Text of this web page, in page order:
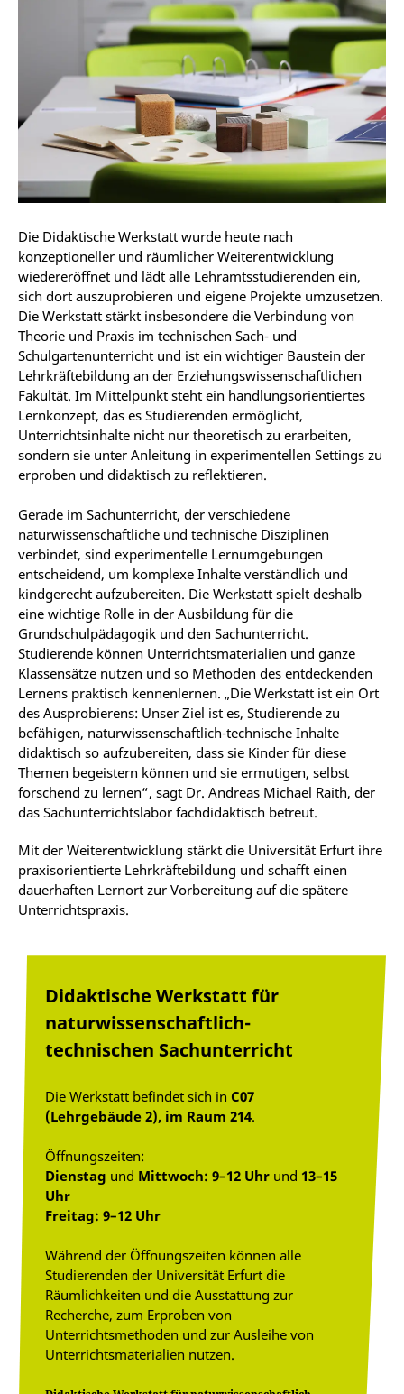
Die Didaktische Werkstatt wurde heute nach
konzeptioneller und räumlicher Weiterentwicklung
wiedereröffnet und lädt alle Lehramtsstudierenden ein,
sich dort auszuprobieren und eigene Projekte umzusetzen.
Die Werkstatt stärkt insbesondere die Verbindung von
Theorie und Praxis im technischen Sach- und
Schulgartenunterricht und ist ein wichtiger Baustein der
Lehrkräftebildung an der Erziehungswissenschaftlichen
Fakultät. Im Mittelpunkt steht ein handlungsorientiertes
Lernkonzept, das es Studierenden ermöglicht,
Unterrichtsinhalte nicht nur theoretisch zu erarbeiten,
sondern sie unter Anleitung in experimentellen Settings zu
erproben und didaktisch zu reflektieren.
Gerade im Sachunterricht, der verschiedene
naturwissenschaftliche und technische Disziplinen
verbindet, sind experimentelle Lernumgebungen
entscheidend, um komplexe Inhalte verständlich und
kindgerecht aufzubereiten. Die Werkstatt spielt deshalb
eine wichtige Rolle in der Ausbildung für die
Grundschulpädagogik und den Sachunterricht.
Studierende können Unterrichtsmaterialien und ganze
Klassensätze nutzen und so Methoden des entdeckenden
Lernens praktisch kennenlernen. „Die Werkstatt ist ein Ort
des Ausprobierens: Unser Ziel ist es, Studierende zu
befähigen, naturwissenschaftlich-technische Inhalte
didaktisch so aufzubereiten, dass sie Kinder für diese
Themen begeistern können und sie ermutigen, selbst
forschend zu lernen“, sagt Dr. Andreas Michael Raith, der
das Sachunterrichtslabor fachdidaktisch betreut.
Mit der Weiterentwicklung stärkt die Universität Erfurt ihre
praxisorientierte Lehrkräftebildung und schafft einen
dauerhaften Lernort zur Vorbereitung auf die spätere
Unterrichtspraxis.
Didaktische Werkstatt für
naturwissenschaftlich-
technischen Sachunterricht
Die Werkstatt befindet sich in C07
(Lehrgebäude 2), im Raum 214.
Öffnungszeiten:
Dienstag und Mittwoch: 9–12 Uhr und 13–15
Uhr
Freitag: 9–12 Uhr
Während der Öffnungszeiten können alle
Studierenden der Universität Erfurt die
Räumlichkeiten und die Ausstattung zur
Recherche, zum Erproben von
Unterrichtsmethoden und zur Ausleihe von
Unterrichtsmaterialien nutzen.